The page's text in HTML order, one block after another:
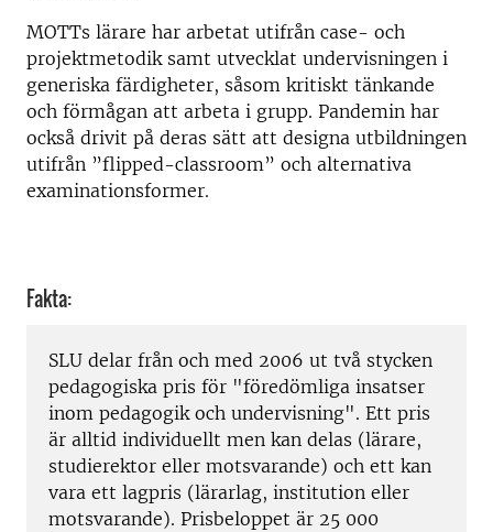
MOTTs lärare har arbetat utifrån case- och
projektmetodik samt utvecklat undervisningen i
generiska färdigheter, såsom kritiskt tänkande
och förmågan att arbeta i grupp. Pandemin har
också drivit på deras sätt att designa utbildningen
utifrån ”flipped-classroom” och alternativa
examinationsformer.
Fakta:
SLU delar från och med 2006 ut två stycken
pedagogiska pris för "föredömliga insatser
inom pedagogik och undervisning". Ett pris
är alltid individuellt men kan delas (lärare,
studierektor eller motsvarande) och ett kan
vara ett lagpris (lärarlag, institution eller
motsvarande).​ Prisbeloppet är 25 000